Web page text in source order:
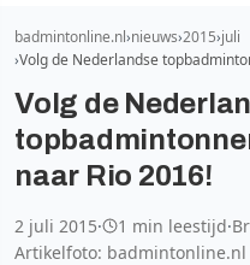
badmintonline.nl nieuws 2015 juli
Volg de Nederlandse
Volg de
naar Rio 2016!
2 juli 2015· 1 min leestijd·
Artikelfoto: badmintonline.nl